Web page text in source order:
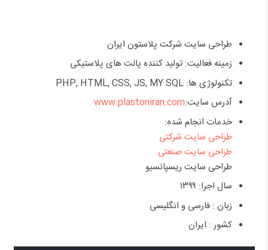
طراحی سایت شرکت پلاستون ایران
زمینه فعالیت: تولید کننده پالت های پلاستیکی
تکنولوژی ها: PHP, HTML, CSS, JS, MY SQL
آدرس سایت:www.plastoniran.com
خدمات انجام شده:
طراحی سایت شرکتی
طراحی سایت صنعتی
طراحی سایت ریسپانسیو
سال اجرا: ۱۳۹۹
زبان : فارسی و انگلیسی
کشور : ایران